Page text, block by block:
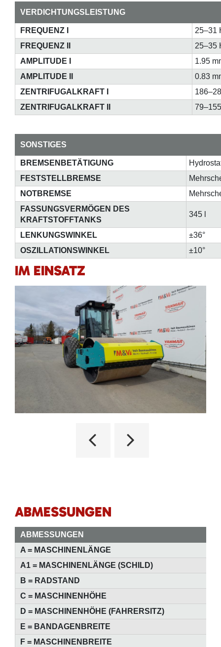
VERDICHTUNGSLEISTUNG
FREQUENZ I
25–31
FREQUENZ II
25–35
AMPLITUDE I
1.95
AMPLITUDE II
0.83
ZENTRIFUGALKRAFT I
ZENTRIFUGALKRAFT II
SONSTIGES
BREMSENBETÄTIGUNG
FESTSTELLBREMSE
NOTBREMSE
FASSUNGSVERMÖGEN DES
KRAFTSTOFFTANKS
345 l
LENKUNGSWINKEL
±36°
OSZILLATIONSWINKEL
±10°
IM EINSATZ
ABMESSUNGEN
ABMESSUNGEN
A = MASCHINENLÄNGE
A1 = MASCHINENLÄNGE (SCHILD)
B = RADSTAND
C = MASCHINENHÖHE
D = MASCHINENHÖHE (FAHRERSITZ)
E = BANDAGENBREITE
F = MASCHINENBREITE